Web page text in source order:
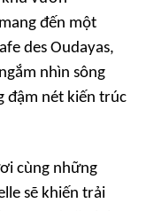
đến một
des Oudayas,
nhìn sông
đậm nét kiến trúc
cùng những
sẽ khiến trải